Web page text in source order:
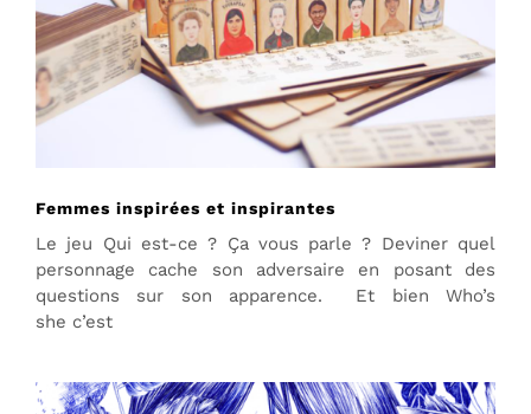
Femmes inspirées et inspirantes
Le jeu Qui est-ce ? Ça vous parle ? Deviner quel
personnage cache son adversaire en posant des
questions sur son apparence. Et bien Who’s
she c’est